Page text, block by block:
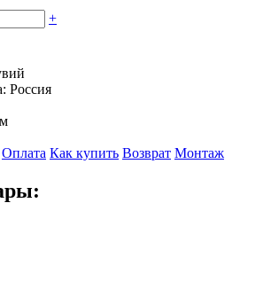
+
Россия
Оплата Как купить Возврат Монтаж